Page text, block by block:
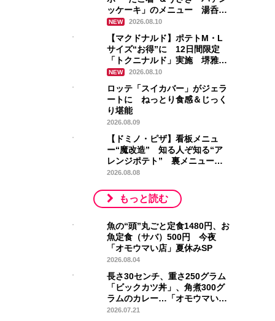
ッケーキ」のメニュー 湯呑
み、フィギュアの特製グッズも
NEW 2026.08.10
【マクドナルド】ポテトM・L
サイズ“お得”に 12日間限定
「トクニナルド」実施 堺雅人
の新CMも
NEW 2026.08.10
ロッテ「スイカバー」がジェラ
ートに ねっとり食感＆じっく
り堪能
2026.08.09
【ドミノ・ピザ】看板メニュ
ー“魔改造” 知る人ぞ知る“ア
レンジポテト” 裏メニュー商
品化
2026.08.08
もっと読む
魚の“頭”丸ごと定食1480円、お
魚定食（サバ）500円 今夜
「オモウマい店」夏休みSP
2026.08.04
長さ30センチ、重さ250グラム
「ビックカツ丼」、角煮300グ
ラムのカレー…「オモウマい
店」登場
2026.07.21